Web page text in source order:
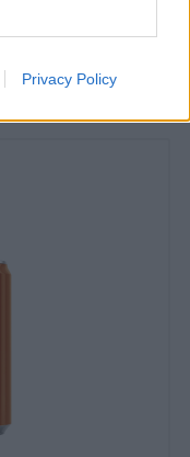
Privacy Policy